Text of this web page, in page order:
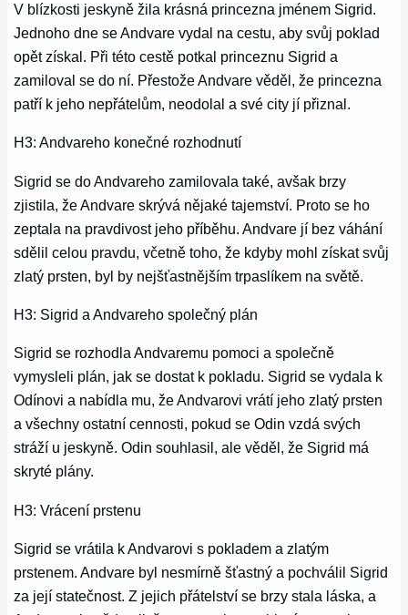
V blízkosti jeskyně žila krásná princezna jménem Sigrid.
Jednoho dne se Andvare vydal na cestu, aby svůj poklad
opět získal. Při této cestě potkal princeznu Sigrid a
zamiloval se do ní. Přestože Andvare věděl, že princezna
patří k jeho nepřátelům, neodolal a své city jí přiznal.
H3: Andvareho konečné rozhodnutí
Sigrid se do Andvareho zamilovala také, avšak brzy
zjistila, že Andvare skrývá nějaké tajemství. Proto se ho
zeptala na pravdivost jeho příběhu. Andvare jí bez váhání
sdělil celou pravdu, včetně toho, že kdyby mohl získat svůj
zlatý prsten, byl by nejšťastnějším trpaslíkem na světě.
H3: Sigrid a Andvareho společný plán
Sigrid se rozhodla Andvaremu pomoci a společně
vymysleli plán, jak se dostat k pokladu. Sigrid se vydala k
Odínovi a nabídla mu, že Andvarovi vrátí jeho zlatý prsten
a všechny ostatní cennosti, pokud se Odin vzdá svých
stráží u jeskyně. Odin souhlasil, ale věděl, že Sigrid má
skryté plány.
H3: Vrácení prstenu
Sigrid se vrátila k Andvarovi s pokladem a zlatým
prstenem. Andvare byl nesmírně šťastný a pochválil Sigrid
za její statečnost. Z jejich přátelství se brzy stala láska, a